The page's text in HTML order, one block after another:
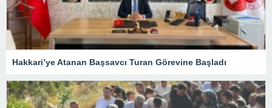
Hakkari’ye Atanan Başsavcı Turan Görevine Başladı